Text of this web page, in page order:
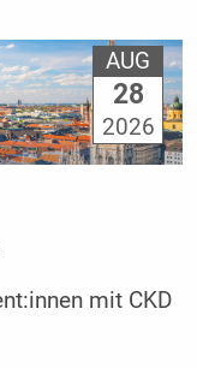
AUG
28
2026
mit CKD